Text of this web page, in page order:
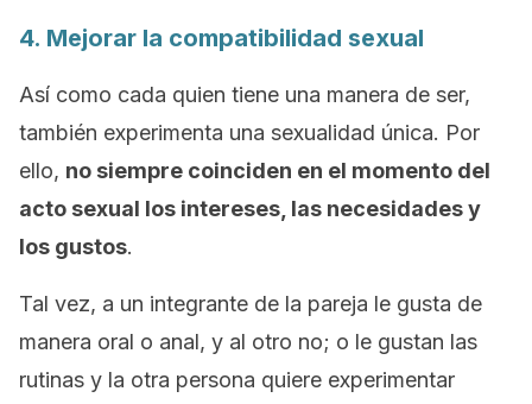
4. Mejorar la compatibilidad sexual
Así como cada quien tiene una manera de ser,
también experimenta una sexualidad única. Por
ello, no siempre coinciden en el momento del
acto sexual los intereses, las necesidades y
los gustos.
Tal vez, a un integrante de la pareja le gusta de
manera oral o anal, y al otro no; o le gustan las
rutinas y la otra persona quiere experimentar